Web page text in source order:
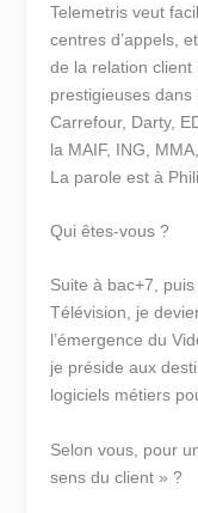
Telemetris veut
centres d’appels,
de la relation client
prestigieuses
Carrefour, Darty,
la MAIF, ING,
La parole est à
Qui êtes-vous ?
Suite à bac+7,
Télévision, je
l’émergence du
je préside aux
logiciels métiers
Selon vous, pour
sens du client » ?